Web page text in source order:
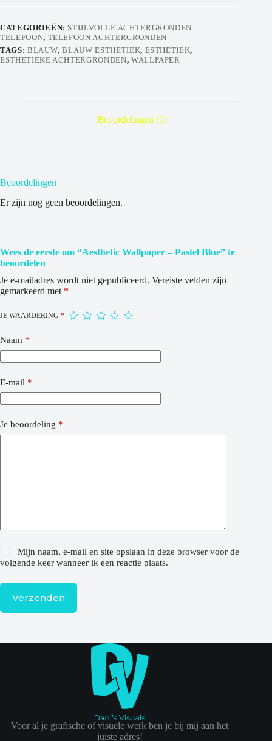
CATEGORIEËN: STIJLVOLLE ACHTERGRONDEN
TELEFOON, TELEFOON ACHTERGRONDEN
TAGS: BLAUW,BLAUW ESTHETIEK, ESTHETIEK,
ESTHETIEKE ACHTERGRONDEN, WALLPAPER
Beoordelingen (0)
Beoordelingen
Er zijn nog geen beoordelingen.
Wees de eerste om “Aesthetic Wallpaper – Pastel Blue” te
beoordelen
Je e-mailadres wordt niet gepubliceerd. Vereiste velden zijn
gemarkeerd met *
JE WAARDERING *
Naam *
E-mail *
Je beoordeling *
Mijn naam, e-mail en site opslaan in deze browser voor de
volgende keer wanneer ik een reactie plaats.
Verzenden
Voor al je grafische of visuele werk ben je bij mij aan het
juiste adres!